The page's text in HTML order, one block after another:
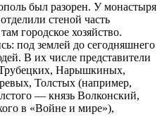
был разорен. У монастыря
стеной часть
городское хозяйство.
под землей до сегодняшнего
В их числе представители
Нарышкиных,
Толстых (например,
— князь Волконский,
в «Войне и мире»),